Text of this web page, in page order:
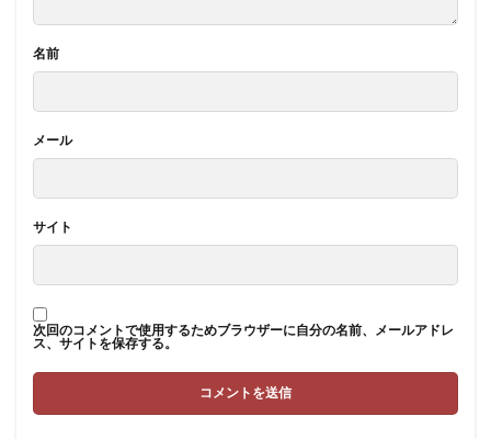
名前
メール
サイト
次回のコメントで使用するためブラウザーに自分の名前、メールアドレ
ス、サイトを保存する。